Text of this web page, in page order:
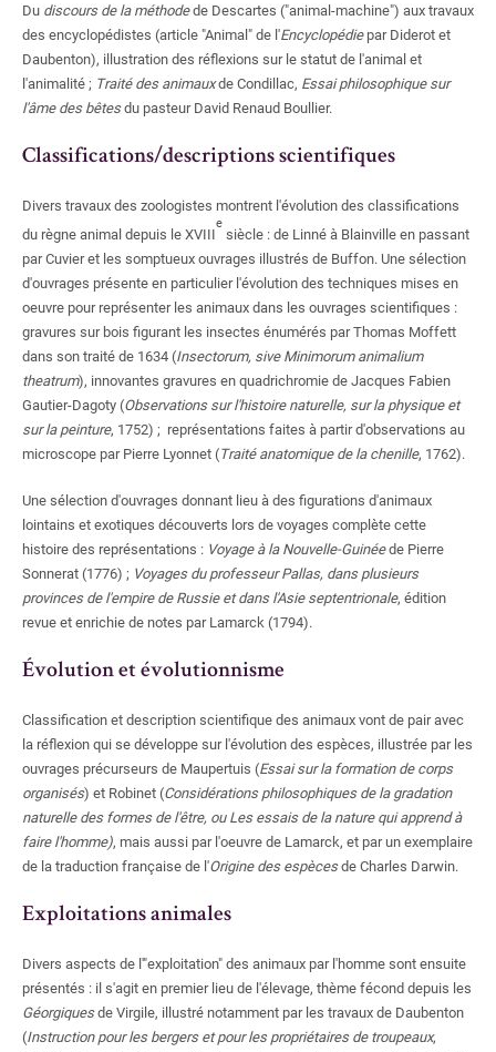
Du discours de la méthodede Descartes ("animal-machine") aux travaux
des encyclopédistes (article "Animal" de l'Encyclopédiepar Diderot et
Daubenton), illustration des réflexions sur le statut de l'animal et
l'animalité ; Traité des animauxde Condillac, Essai philosophique sur
l'âme des bêtesdu pasteur David Renaud Boullier.
Classifications/descriptions scientifiques
Divers travaux des zoologistes montrent l'évolution des classifications
du règne animal depuis le XVIII
e
siècle : de Linné à Blainville en passant
par Cuvier et les somptueux ouvrages illustrés de Buffon. Une sélection
d'ouvrages présente en particulier l'évolution des techniques mises en
oeuvre pour représenter les animaux dans les ouvrages scientifiques :
gravures sur bois figurant les insectes énumérés par Thomas Moffett
dans son traité de 1634 (Insectorum, sive Minimorum animalium
theatrum), innovantes gravures en quadrichromie de Jacques Fabien
Gautier-Dagoty (Observations sur l'histoire naturelle, sur la physique et
sur la peinture, 1752) ; représentations faites à partir d'observations au
microscope par Pierre Lyonnet (Traité anatomique de la chenille, 1762).
Une sélection d'ouvrages donnant lieu à des figurations d'animaux
lointains et exotiques découverts lors de voyages complète cette
histoire des représentations : Voyage à la Nouvelle-Guinéede Pierre
Sonnerat (1776) ; Voyages du professeur Pallas, dans plusieurs
provinces de l'empire de Russie et dans l'Asie septentrionale, édition
revue et enrichie de notes par Lamarck (1794).
Évolution et évolutionnisme
Classification et description scientifique des animaux vont de pair avec
la réflexion qui se développe sur l'évolution des espèces, illustrée par les
ouvrages précurseurs de Maupertuis (Essai sur la formation de corps
organisés) et Robinet (Considérations philosophiques de la gradation
naturelle des formes de l'être, ou Les essais de la nature qui apprend à
faire l'homme), mais aussi par l'oeuvre de Lamarck, et par un exemplaire
de la traduction française de l'Origine des espècesde Charles Darwin.
Exploitations animales
Divers aspects de l'"exploitation" des animaux par l'homme sont ensuite
présentés : il s'agit en premier lieu de l'élevage, thème fécond depuis les
Géorgiquesde Virgile, illustré notamment par les travaux de Daubenton
(Instruction pour les bergers et pour les propriétaires de troupeaux,